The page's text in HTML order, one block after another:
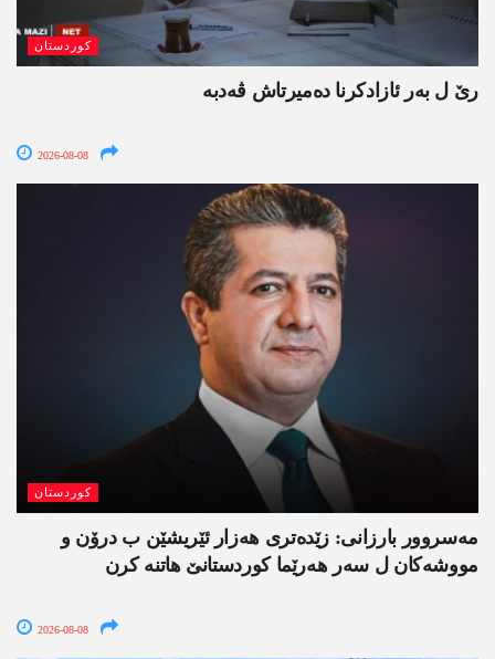
کوردستان
رێ ل بەر ئازادکرنا دەمیرتاش ڤەدبە
2026-08-08
کوردستان
مەسروور بارزانی: زێدەتری ھەزار ئێریشێن ب درۆن و
مووشەکان ل سەر ھەرێما کوردستانێ ھاتنە کرن
2026-08-08